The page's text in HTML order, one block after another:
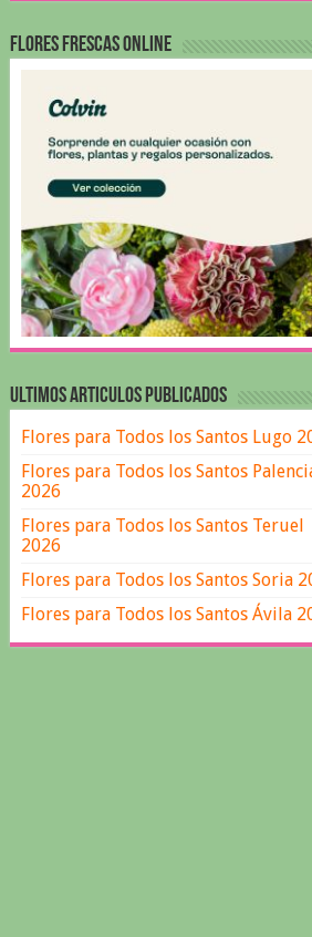
FLORES FRESCAS ONLINE
ULTIMOS ARTICULOS PUBLICADOS
Flores para Todos los Santos Lugo
Flores para Todos los Santos
2026
Flores para Todos los Santos Teruel
2026
Flores para Todos los Santos Soria
Flores para Todos los Santos Ávila